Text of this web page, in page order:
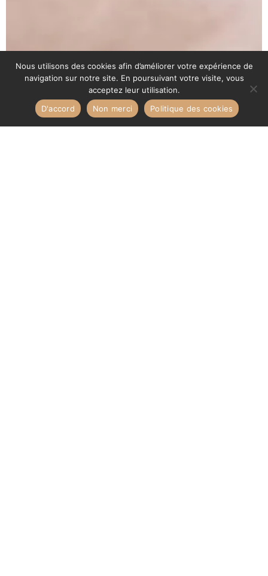
Nous utilisons des cookies afin d’améliorer votre expérience de
navigation sur notre site. En poursuivant votre visite, vous
acceptez leur utilisation.
D'accord
Non merci Politique des cookies